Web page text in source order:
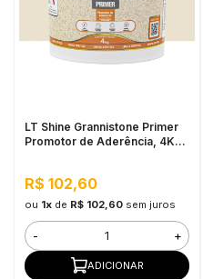
Stone
LT Shine Grannistone Primer
Promotor de Aderência, 4KG
R$ 102,60
ou 1xde R$ 102,60 sem juros
- +
ADICIONAR